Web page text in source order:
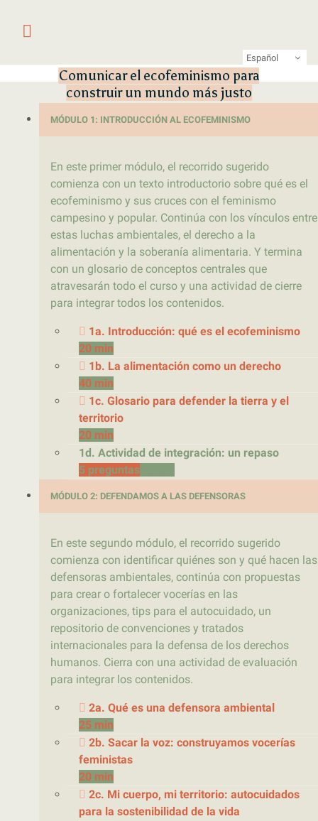
LATFEM Lab
Comunicar el ecofeminismo para
construir un mundo más justo
MÓDULO 1: INTRODUCCIÓN AL ECOFEMINISMO
En este primer módulo, el recorrido sugerido
comienza con un texto introductorio sobre qué es el
ecofeminismo y sus cruces con el feminismo
campesino y popular. Continúa con los vínculos entre
estas luchas ambientales, el derecho a la
alimentación y la soberanía alimentaria. Y termina
con un glosario de conceptos centrales que
atravesarán todo el curso y una actividad de cierre
para integrar todos los contenidos.
1a. Introducción: qué es el ecofeminismo
20 min
1b. La alimentación como un derecho
40 min
1c. Glosario para defender la tierra y el
territorio
20 min
1d. Actividad de integración: un repaso
5 preguntas
MÓDULO 2: DEFENDAMOS A LAS DEFENSORAS
En este segundo módulo, el recorrido sugerido
comienza con identificar quiénes son y qué hacen las
defensoras ambientales, continúa con propuestas
para crear o fortalecer vocerías en las
organizaciones, tips para el autocuidado, un
repositorio de convenciones y tratados
internacionales para la defensa de los derechos
humanos. Cierra con una actividad de evaluación
para integrar los contenidos.
2a. Qué es una defensora ambiental
25 min
2b. Sacar la voz: construyamos vocerías
feministas
20 min
2c. Mi cuerpo, mi territorio: autocuidados
para la sostenibilidad de la vida
Español